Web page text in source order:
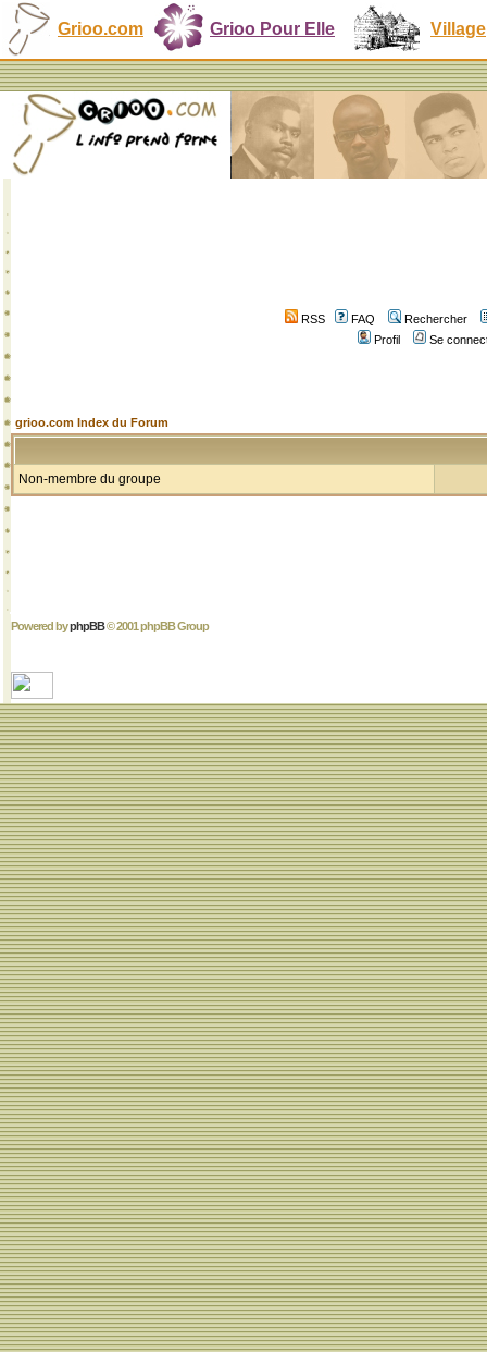
Grioo.com Grioo Pour Elle Village
RSS FAQ
Rechercher
Profil
Se
grioo.com Index du Forum
Non-membre du groupe
Powered byphpBB© 2001 phpBB Group